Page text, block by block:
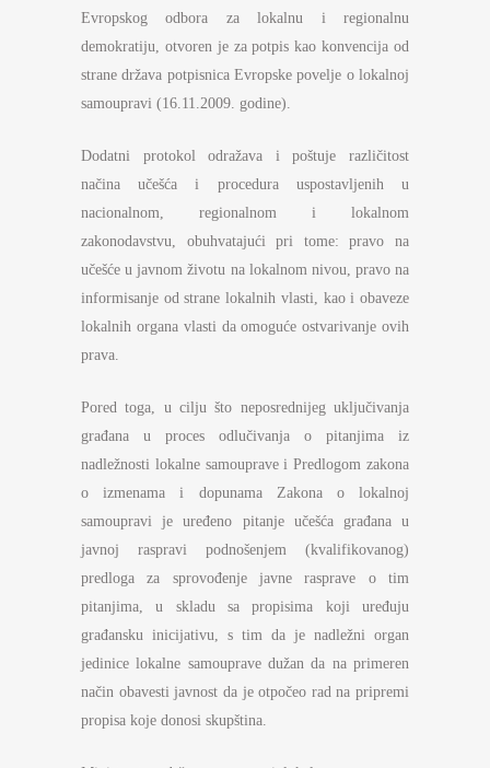
Evropskog odbora za lokalnu i regionalnu
demokratiju, otvoren je za potpis kao konvencija od
strane država potpisnica Evropske povelje o lokalnoj
samoupravi (16.11.2009. godine).
Dodatni protokol odražava i poštuje različitost
načina učešća i procedura uspostavljenih u
nacionalnom, regionalnom i lokalnom
zakonodavstvu, obuhvatajući pri tome: pravo na
učešće u javnom životu na lokalnom nivou, pravo na
informisanje od strane lokalnih vlasti, kao i obaveze
lokalnih organa vlasti da omoguće ostvarivanje ovih
prava.
Pored toga, u cilju što neposrednijeg uključivanja
građana u proces odlučivanja o pitanjima iz
nadležnosti lokalne samouprave i Predlogom zakona
o izmenama i dopunama Zakona o lokalnoj
samoupravi je uređeno pitanje učešća građana u
javnoj raspravi podnošenjem (kvalifikovanog)
predloga za sprovođenje javne rasprave o tim
pitanjima, u skladu sa propisima koji uređuju
građansku inicijativu, s tim da je nadležni organ
jedinice lokalne samouprave dužan da na primeren
način obavesti javnost da je otpočeo rad na pripremi
propisa koje donosi skupština.